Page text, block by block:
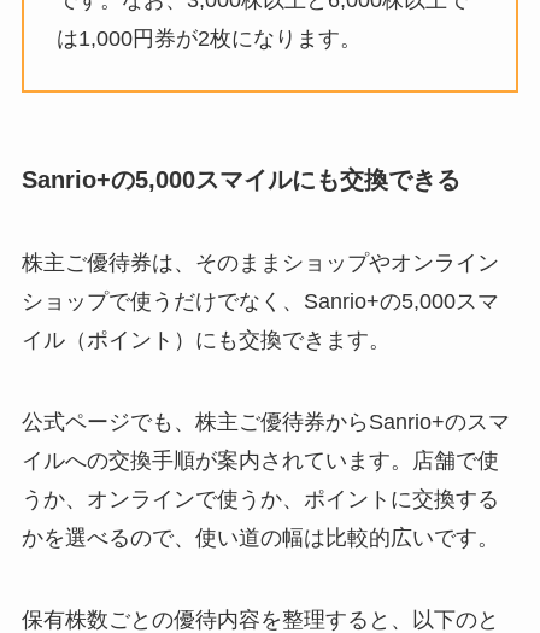
は1,000円券が2枚になります。
Sanrio+の5,000スマイルにも交換できる
株主ご優待券は、そのままショップやオンライン
ショップで使うだけでなく、Sanrio+の5,000スマ
イル（ポイント）にも交換できます。
公式ページでも、株主ご優待券からSanrio+のスマ
イルへの交換手順が案内されています。店舗で使
うか、オンラインで使うか、ポイントに交換する
かを選べるので、使い道の幅は比較的広いです。
保有株数ごとの優待内容を整理すると、以下のと